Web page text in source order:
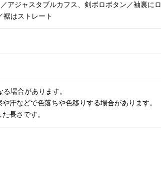
アジャスタブルカフス、剣ボロボタン／袖裏にロ
裾はストレート
場合があります。
汗などで色落ちや色移りする場合があります。
長さです。